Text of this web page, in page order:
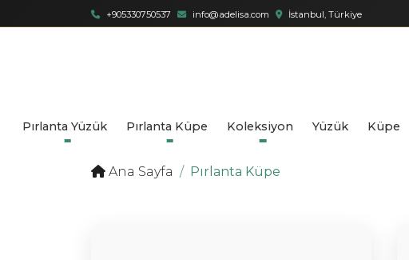
+905330750537 info@adelisa.com İstanbul, Türkiye
Pırlanta Yüzük Pırlanta Küpe Koleksiyon Yüzük Küpe
Ana Sayfa Pırlanta Küpe